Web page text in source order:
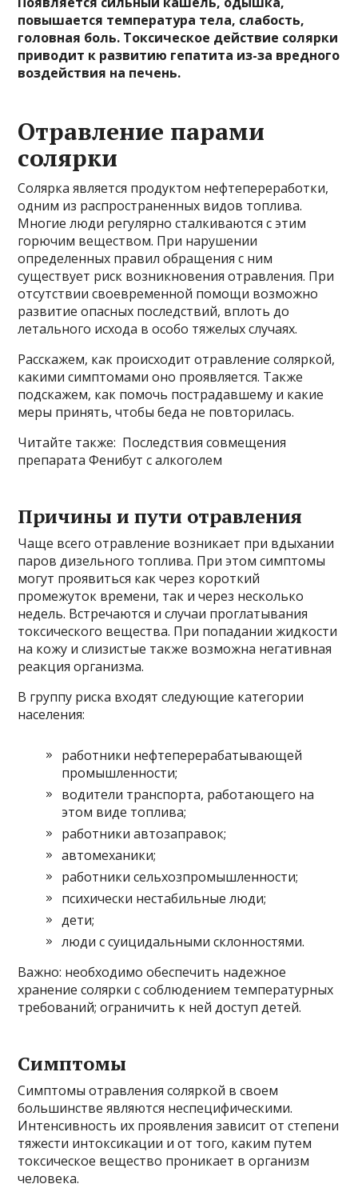
повышается температура тела, слабость,
головная боль. Токсическое действие солярки
приводит к развитию гепатита из-за вредного
воздействия на печень.
Отравление парами
солярки
Солярка является продуктом нефтепереработки,
одним из распространенных видов топлива.
Многие люди регулярно сталкиваются с этим
горючим веществом. При нарушении
определенных правил обращения с ним
существует риск возникновения отравления. При
отсутствии своевременной помощи возможно
развитие опасных последствий, вплоть до
летального исхода в особо тяжелых случаях.
Расскажем, как происходит отравление соляркой,
какими симптомами оно проявляется. Также
подскажем, как помочь пострадавшему и какие
меры принять, чтобы беда не повторилась.
Читайте также: Последствия совмещения
препарата Фенибут с алкоголем
Причины и пути отравления
Чаще всего отравление возникает при вдыхании
паров дизельного топлива. При этом симптомы
могут проявиться как через короткий
промежуток времени, так и через несколько
недель. Встречаются и случаи проглатывания
токсического вещества. При попадании жидкости
на кожу и слизистые также возможна негативная
реакция организма.
В группу риска входят следующие категории
населения:
работники нефтеперерабатывающей
промышленности;
водители транспорта, работающего на
этом виде топлива;
работники автозаправок;
автомеханики;
работники сельхозпромышленности;
психически нестабильные люди;
дети;
люди с суицидальными склонностями.
Важно: необходимо обеспечить надежное
хранение солярки с соблюдением температурных
требований; ограничить к ней доступ детей.
Симптомы
Симптомы отравления соляркой в своем
большинстве являются неспецифическими.
Интенсивность их проявления зависит от степени
тяжести интоксикации и от того, каким путем
токсическое вещество проникает в организм
человека.